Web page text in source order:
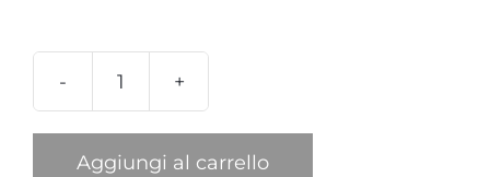
Borsa
nera
Aggiungi al carrello